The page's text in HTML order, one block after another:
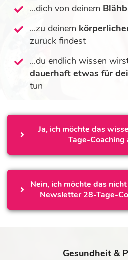
...dich von deinem
...zu deinem
zurück findest
...du endlich wissen
dauerhaft etwas für
tun
Ja, ich möchte das
Tage-Coaching
Nein, ich möchte das
Newsletter 28-Tage-
Gesundheit &